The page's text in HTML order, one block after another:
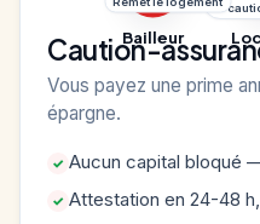
Caution-
Vous payez une prime
épargne.
✓ Aucun capital bloqué
✓ Attestation en 24-48
Bailleur